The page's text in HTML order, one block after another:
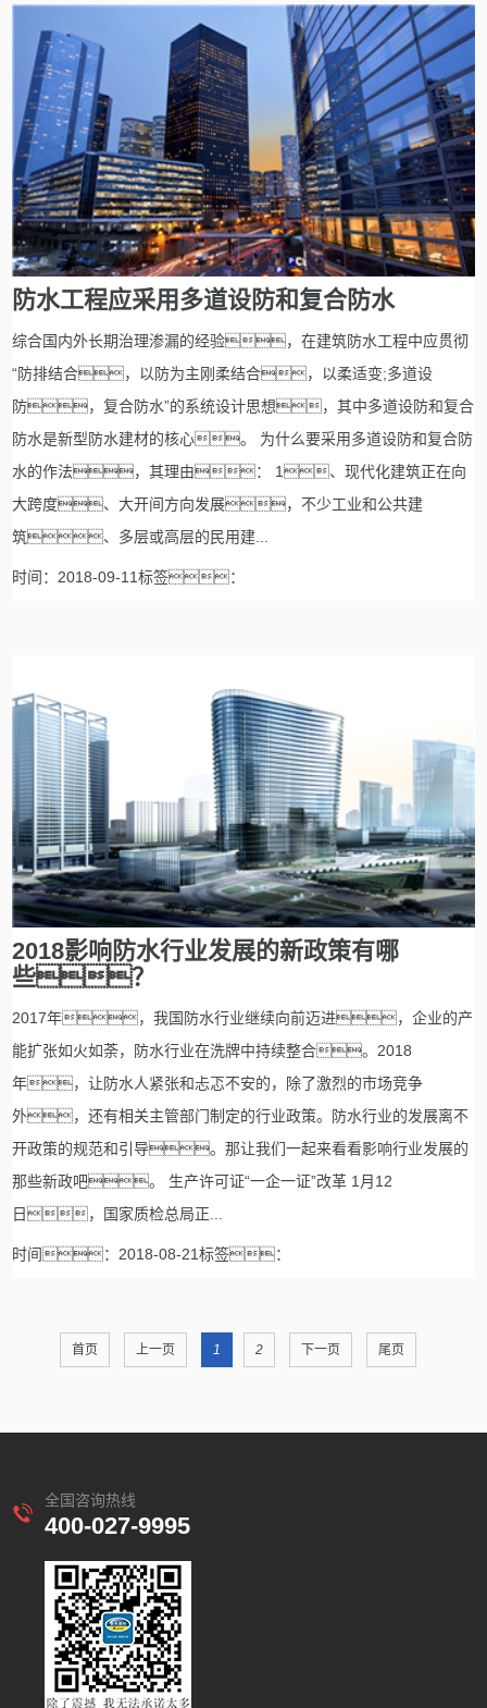
防水工程应采用多道设防和复合防水
综合国内外长期治理渗漏的经验，在建筑防水工程中应贯彻
“防排结合，以防为主刚柔结合，以柔适变;多道设
防，复合防水”的系统设计思想，其中多道设防和复合
防水是新型防水建材的核心。 为什么要采用多道设防和复合防
水的作法，其理由： 1、现代化建筑正在向
大跨度、大开间方向发展，不少工业和公共建
筑、多层或高层的民用建...
时间：2018-09-11标签：
2018影响防水行业发展的新政策有哪
些？
2017年，我国防水行业继续向前迈进，企业的产
能扩张如火如荼，防水行业在洗牌中持续整合。2018
年，让防水人紧张和忐忑不安的，除了激烈的市场竞争
外，还有相关主管部门制定的行业政策。防水行业的发展离不
开政策的规范和引导。那让我们一起来看看影响行业发展的
那些新政吧。 生产许可证“一企一证”改革 1月12
日，国家质检总局正...
时间：2018-08-21标签：
首页 上一页 1 2 下一页 尾页
全国咨询热线
400-027-9995